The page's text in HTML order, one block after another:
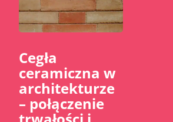
Cegła
ceramiczna w
architekturze
– połączenie